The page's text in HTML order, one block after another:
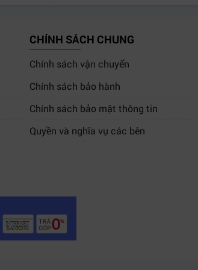
CHÍNH SÁCH CHUNG
Chính sách vận chuyển
Chính sách bảo hành
Chính sách bảo mật thông tin
Quyền và nghĩa vụ các bên